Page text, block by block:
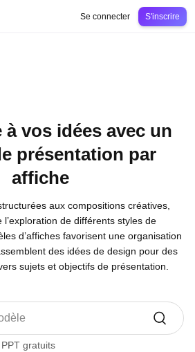
Éducation
Se connecter S'inscrire
à vos idées avec un
présentation par
affiche
aux compositions créatives,
l’exploration de différents styles de
d’affiches favorisent une organisation
des idées de design pour des
sujets et objectifs de présentation.
gratuits